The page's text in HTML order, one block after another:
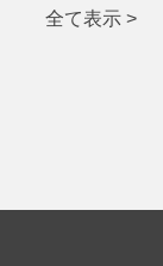
全て表示 >